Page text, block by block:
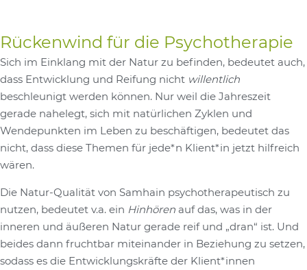
Rückenwind für die Psychotherapie
Sich im Einklang mit der Natur zu befinden, bedeutet auch,
dass Entwicklung und Reifung nicht willentlich
beschleunigt werden können. Nur weil die Jahreszeit
gerade nahelegt, sich mit natürlichen Zyklen und
Wendepunkten im Leben zu beschäftigen, bedeutet das
nicht, dass diese Themen für jede*n Klient*in jetzt hilfreich
wären.
Die Natur-Qualität von Samhain psychotherapeutisch zu
nutzen, bedeutet v.a. ein Hinhören auf das, was in der
inneren und äußeren Natur gerade reif und „dran“ ist. Und
beides dann fruchtbar miteinander in Beziehung zu setzen,
sodass es die Entwicklungskräfte der Klient*innen